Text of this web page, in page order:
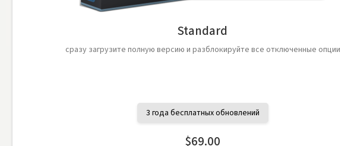
Standard
сразу загрузите полную версию и разблокируйте все отключенные опции
3 года бесплатных обновлений
$69.00